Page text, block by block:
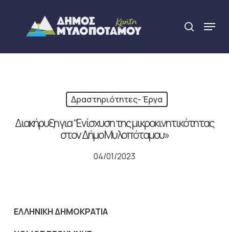
content
search
Menu
Δραστηριότητες- Έργα
Διακήρυξη για “Ενίσχυση της μικροκινητικότητας
στον Δήμο Μυλοπόταμου»
04/01/2023
ΕΛΛΗΝΙΚΗ ΔΗΜΟΚΡΑΤΙΑ
Close